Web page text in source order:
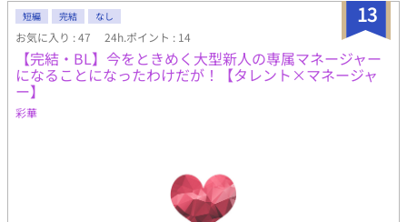
13
短編 完結 なし
お気に入り : 47 24h.ポイント : 14
【完結・BL】今をときめく大型新人の専属マネージャー
になることになったわけだが！【タレント×マネージャ
ー】
彩華